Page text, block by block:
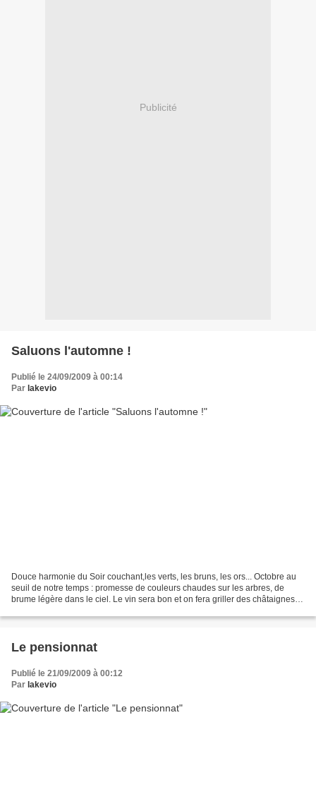
Publicité
Saluons l'automne !
Publié le 24/09/2009 à 00:14
Par lakevio
Douce harmonie du Soir couchant,les verts, les bruns, les ors... Octobre au
seuil de notre temps : promesse de couleurs chaudes sur les arbres, de
brume légère dans le ciel. Le vin sera bon et on fera griller des châtaignes.
Le pensionnat
Publié le 21/09/2009 à 00:12
Par lakevio